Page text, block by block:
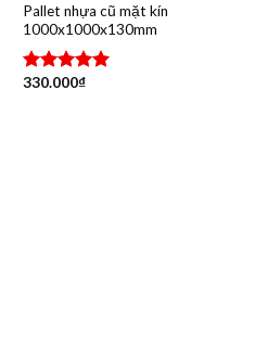
Pallet nhựa cũ mặt kín
1000x1000x130mm
Được xếp
330.000₫